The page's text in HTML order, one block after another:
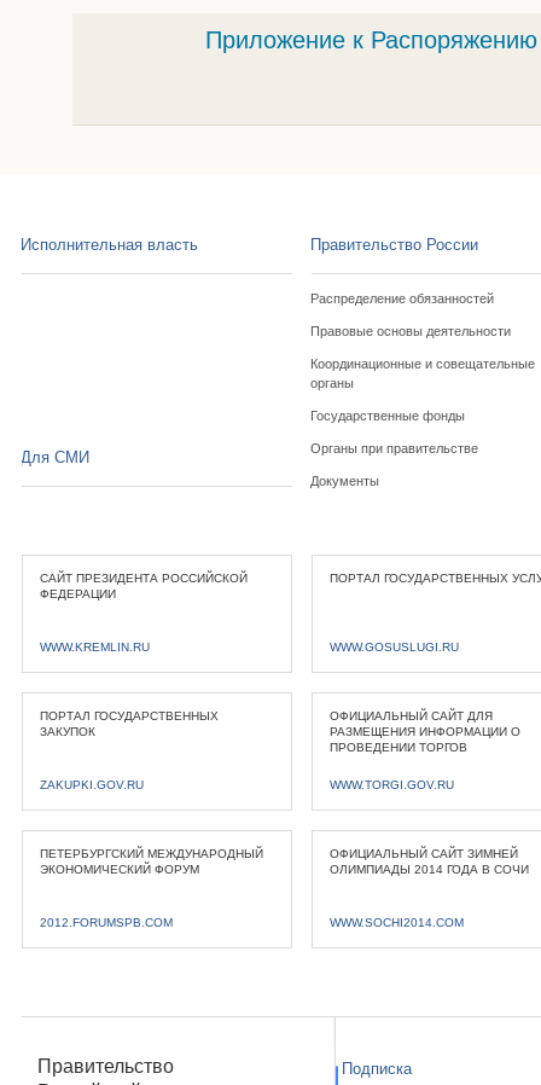
Приложение к
Исполнительная власть Правительство России
Распределение обязанностей
Правовые основы деятельности
Координационные и совещательные
органы
Государственные фонды
Органы при правительстве
Документы
Для СМИ
САЙТ ПРЕЗИДЕНТА РОССИЙСКОЙ
ФЕДЕРАЦИИ
WWW.KREMLIN.RU
ПОРТАЛ ГОСУДАРСТВЕННЫХ
WWW.GOSUSLUGI.RU
ПОРТАЛ ГОСУДАРСТВЕННЫХ
ЗАКУПОК
ZAKUPKI.GOV.RU
ОФИЦИАЛЬНЫЙ САЙТ ДЛЯ
РАЗМЕЩЕНИЯ ИНФОРМАЦИИ О
ПРОВЕДЕНИИ ТОРГОВ
WWW.TORGI.GOV.RU
ПЕТЕРБУРГСКИЙ МЕЖДУНАРОДНЫЙ
ЭКОНОМИЧЕСКИЙ ФОРУМ
2012.FORUMSPB.COM
ОФИЦИАЛЬНЫЙ САЙТ ЗИМНЕЙ
ОЛИМПИАДЫ 2014 ГОДА В СОЧИ
WWW.SOCHI2014.COM
Правительство
Подписка